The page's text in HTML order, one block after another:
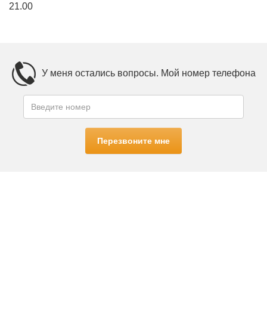
21.00
У меня остались вопросы. Мой номер телефона
Перезвоните мне